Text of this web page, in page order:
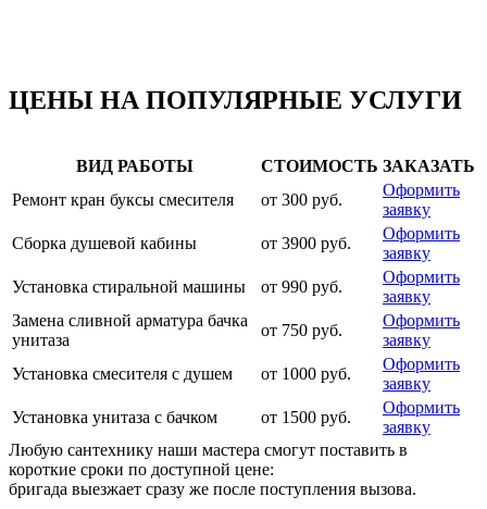
ЦЕНЫ НА ПОПУЛЯРНЫЕ УСЛУГИ
ВИД РАБОТЫ СТОИМОСТЬ ЗАКАЗАТЬ
Ремонт кран буксы смесителя
от 300 руб.
Оформить
заявку
Сборка душевой кабины
от 3900 руб.
Оформить
заявку
Установка стиральной машины
от 990 руб.
Оформить
заявку
Замена сливной арматура бачка
унитаза
от 750 руб.
Оформить
заявку
Установка смесителя с душем
от 1000 руб.
Оформить
заявку
Установка унитаза с бачком
от 1500 руб.
Оформить
заявку
Любую сантехнику наши мастера смогут поставить в
короткие сроки по доступной цене:
бригада выезжает сразу же после поступления вызова.